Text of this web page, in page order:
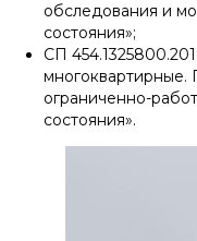
обследования и
состояния»;
СП
многоквартирные.
ограниченно-
состояния».